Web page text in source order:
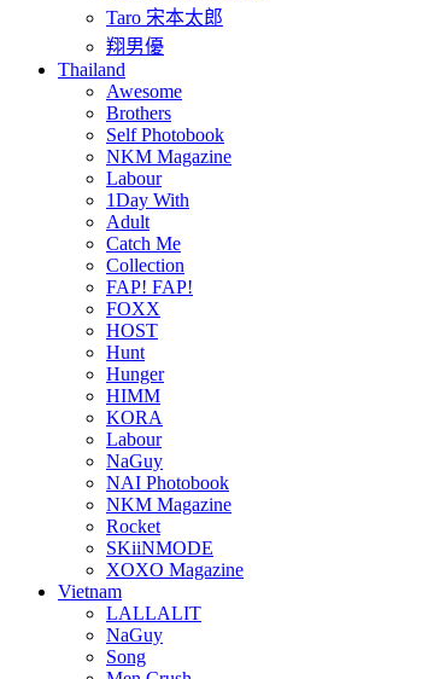
Taro 宋本太郎
翔男優
Thailand
Awesome
Brothers
Self Photobook
NKM Magazine
Labour
1Day With
Adult
Catch Me
Collection
FAP! FAP!
FOXX
HOST
Hunt
Hunger
HIMM
KORA
Labour
NaGuy
NAI Photobook
NKM Magazine
Rocket
SKiiNMODE
XOXO Magazine
Vietnam
LALLALIT
NaGuy
Song